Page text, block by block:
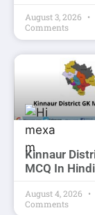
August 3, 2026
Comments
Kinnaur
MCQ In Hindi
August 4, 2026
Comments